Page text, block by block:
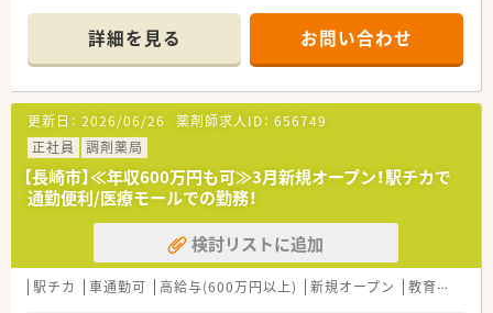
枚から50枚程度となっております。
■薬剤師は常勤1名とパート2名の計3名体制で、事務スタッフも
充実しており連携して業務を進めています。
【募集背景と求める人物像について】
■今回は、今後の体制強化とさらなる地域貢献を見据えた、薬剤
師の欠員補充のための募集となっております。
■チームワークを大切に考え、周囲のスタッフと協力しながら前
向きに業務に取り組める方を歓迎しております。
■未経験の方や業務にブランクがある方も歓迎しており、丁寧な
指導を受けながら安心してスキルアップができます。
【職場環境と雰囲気】
■社長ご自身も管理薬剤師として現場に立っており、風通しが良
詳細を見る お問い合わせ
更新日： 2026/06/26 薬剤師求人ID： 656749
正社員
調剤薬局
【長崎市】≪年収600万円も可≫3月新規オープン！駅チカで
通勤便利/医療モールでの勤務！
検討リストに追加
駅チカ 車通勤可 高給与(600万円以上) 新規オープン 教育制度あり